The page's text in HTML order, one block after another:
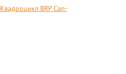
Квадроцикл BRP Can-